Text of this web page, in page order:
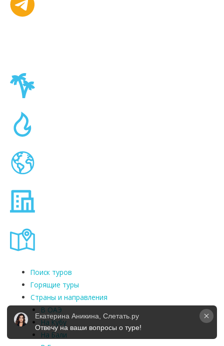
Поиск туров
Горящие туры
Страны и направления
В ОАЭ
На Кубу
На Бали
Екатерина Аникина, Слетать.ру
Отвечу на ваши вопросы о туре!